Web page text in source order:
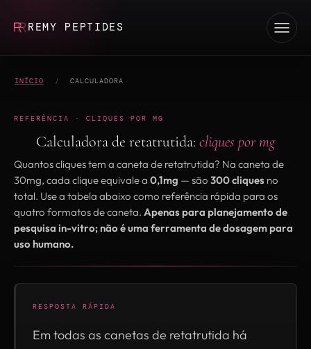
REMY PEPTIDES
INÍCIO / CALCULADORA
REFERÊNCIA · CLIQUES POR MG
Calculadora de retatrutida: cliques por mg
Quantos cliques tem a caneta de retatrutida? Na caneta de
30mg, cada clique equivale a 0,1mg — são 300 cliques no
total. Use a tabela abaixo como referência rápida para os
quatro formatos de caneta. Apenas para planejamento de
pesquisa in-vitro; não é uma ferramenta de dosagem para
uso humano.
RESPOSTA RÁPIDA
Em todas as canetas de retatrutida há